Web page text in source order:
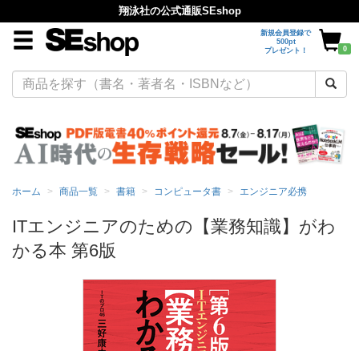
翔泳社の公式通販SEshop
新規会員登録で
500pt
プレゼント！
0
ホーム 商品一覧 書籍 コンピュータ書 エンジニア必携
ITエンジニアのための【業務知識】がわ
かる本 第6版